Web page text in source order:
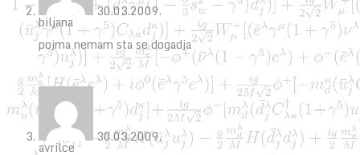
30.03.2009.
biljana
pojma nemam sta se dogadja
30.03.2009.
avrilce